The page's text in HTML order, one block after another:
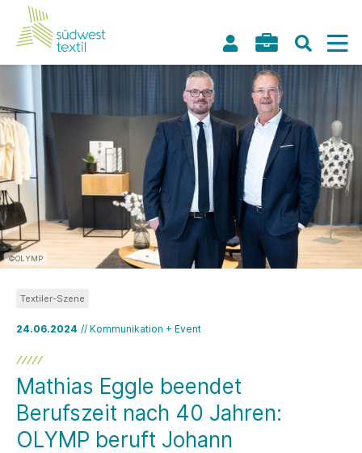
©OLYMP
24.06.2024 // Kommunikation + Event
Textiler-Szene
Mathias Eggle beendet
Berufszeit nach 40 Jahren:
OLYMP beruft Johann